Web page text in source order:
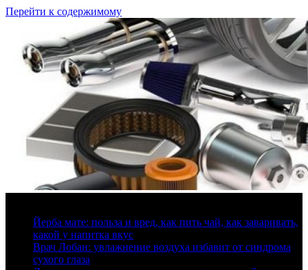
Перейти к содержимому
Йерба мате: польза и вред, как пить чай, как заваривать,
какой у напитка вкус
Врач Лобан: увлажнение воздуха избавит от синдрома
сухого глаза